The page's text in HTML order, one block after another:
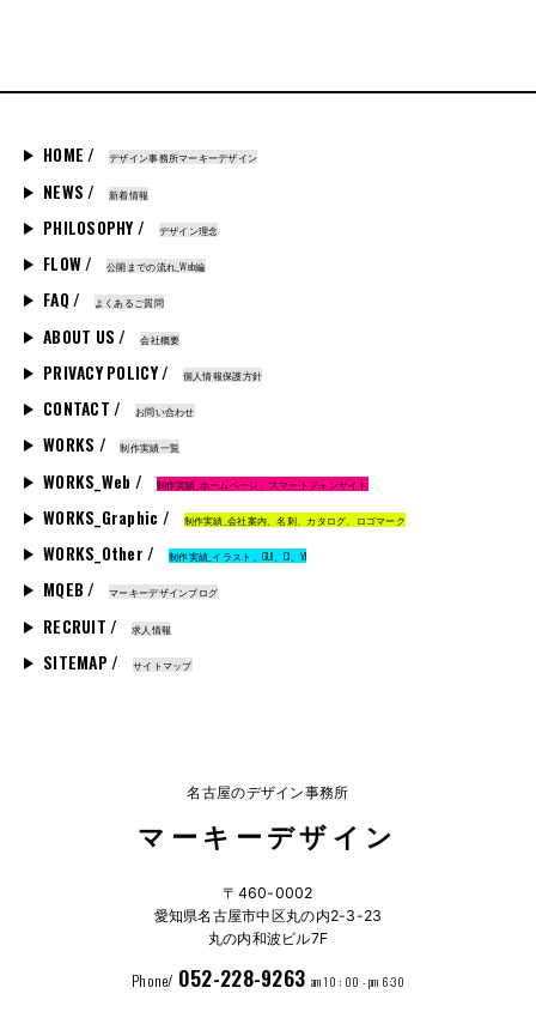
HOME / デザイン事務所マーキーデザイン
NEWS / 新着情報
PHILOSOPHY / デザイン理念
FLOW / 公開までの流れ_Web編
FAQ / よくあるご質問
ABOUT US / 会社概要
PRIVACY POLICY / 個人情報保護方針
CONTACT / お問い合わせ
WORKS / 制作実績一覧
WORKS_Web / 制作実績_ホームページ、スマートフォンサイト
WORKS_Graphic / 制作実績_会社案内、名刺、カタログ、ロゴマーク
WORKS_Other / 制作実績_イラスト、GUI、CI、VI
MQEB / マーキーデザインブログ
RECRUIT / 求人情報
SITEMAP / サイトマップ
名古屋のデザイン事務所
マーキーデザイン
〒460-0002
愛知県名古屋市中区丸の内2-3-23
丸の内和波ビル7F
Phone/ 052-228-9263 am 10 : 00 - pm 6:30